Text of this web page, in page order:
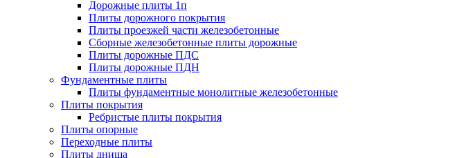
Дорожные плиты 1п
Плиты дорожного покрытия
Плиты проезжей части железобетонные
Сборные железобетонные плиты дорожные
Плиты дорожные ПДС
Плиты дорожные ПДН
Фундаментные плиты
Плиты фундаментные монолитные железобетонные
Плиты покрытия
Ребристые плиты покрытия
Плиты опорные
Переходные плиты
Плиты днища